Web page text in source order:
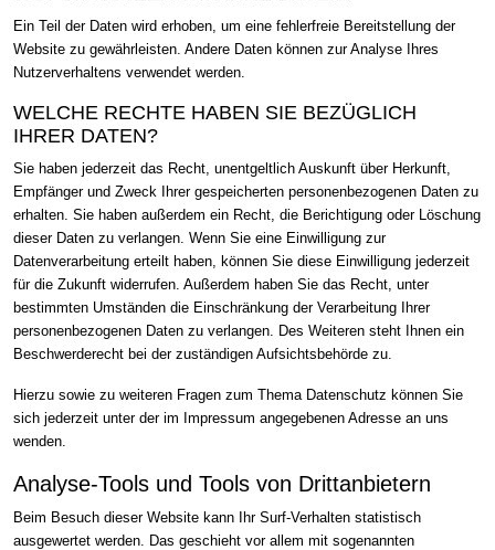
Ein Teil der Daten wird erhoben, um eine fehlerfreie Bereitstellung der
Website zu gewährleisten. Andere Daten können zur Analyse Ihres
Nutzerverhaltens verwendet werden.
WELCHE RECHTE HABEN SIE BEZÜGLICH
IHRER DATEN?
Sie haben jederzeit das Recht, unentgeltlich Auskunft über Herkunft,
Empfänger und Zweck Ihrer gespeicherten personenbezogenen Daten zu
erhalten. Sie haben außerdem ein Recht, die Berichtigung oder Löschung
dieser Daten zu verlangen. Wenn Sie eine Einwilligung zur
Datenverarbeitung erteilt haben, können Sie diese Einwilligung jederzeit
für die Zukunft widerrufen. Außerdem haben Sie das Recht, unter
bestimmten Umständen die Einschränkung der Verarbeitung Ihrer
personenbezogenen Daten zu verlangen. Des Weiteren steht Ihnen ein
Beschwerderecht bei der zuständigen Aufsichtsbehörde zu.
Hierzu sowie zu weiteren Fragen zum Thema Datenschutz können Sie
sich jederzeit unter der im Impressum angegebenen Adresse an uns
wenden.
Analyse-Tools und Tools von Dritt­anbietern
Beim Besuch dieser Website kann Ihr Surf-Verhalten statistisch
ausgewertet werden. Das geschieht vor allem mit sogenannten